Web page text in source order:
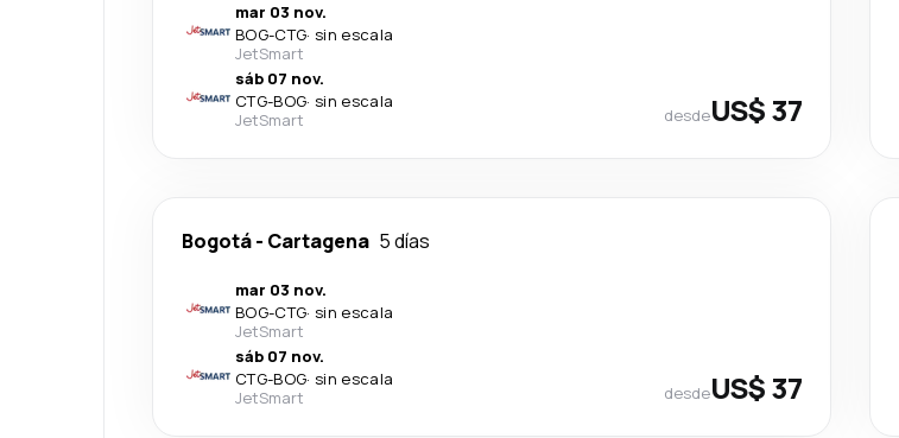
mar 03 nov.
BOG-CTG· sin escala
JetSmart
sáb 07 nov.
CTG-BOG· sin escala
JetSmart
desdeUS$ 37
Bogotá- Cartagena 5 días
mar 03 nov.
BOG-CTG· sin escala
JetSmart
sáb 07 nov.
CTG-BOG· sin escala
JetSmart
desdeUS$ 37